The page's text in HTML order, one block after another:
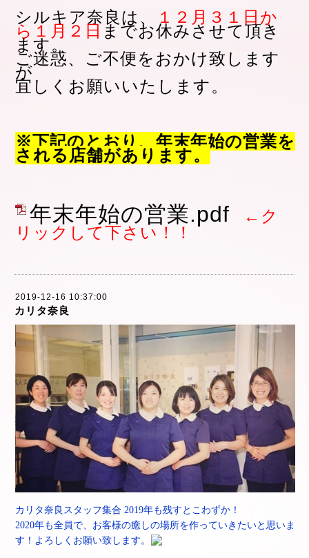
シルキア奈良は、
１２月３１日か
ら１月２日 までお休みさせて頂き
ます。
ご迷惑、ご不便をおかけ致します
が
宜しくお願いいたします。
※下記のとおり、年末年始の営業を
される店舗があります。
年末年始の営業.pdf
←ク
リックして下さい！！
2019-12-16 10:37:00
カリタ奈良
カリタ奈良スタッフ集合 2019年も残すとこわずか！
2020年も全員で、お客様の癒しの場所を作っていきたいと思いま
す！よろしくお願い致します。